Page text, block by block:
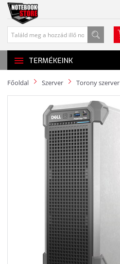
TERMÉKEINK
Főoldal Szerver Torony szerver